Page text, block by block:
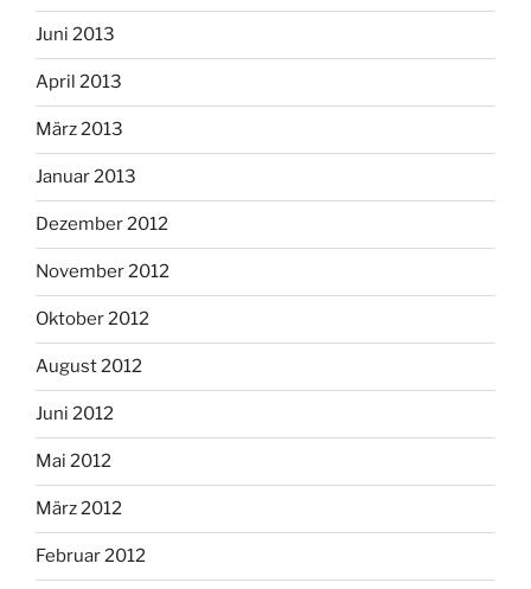
Juni 2013
April 2013
März 2013
Januar 2013
Dezember 2012
November 2012
Oktober 2012
August 2012
Juni 2012
Mai 2012
März 2012
Februar 2012